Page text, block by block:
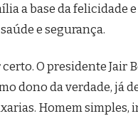
a base da felicidade
e segurança.
O presidente Jair
dono da verdade, já
Homem simples,